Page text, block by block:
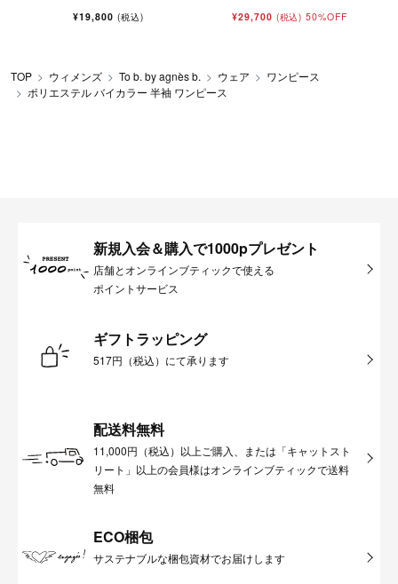
¥19,800 (税込) ¥29,700 (税込) 50%OFF
TOP ウィメンズ To b. by agnès b. ウェア
ワンピース
ポリエステル バイカラー 半袖 ワンピース
新規入会＆購入で1000pプレゼント
店舗とオンラインブティックで使える
ポイントサービス
ギフトラッピング
517円（税込）にて承ります
配送料無料
11,000円（税込）以上ご購入、または「キャットスト
リート」以上の会員様はオンラインブティックで送料
無料
ECO梱包
サステナブルな梱包資材でお届けします